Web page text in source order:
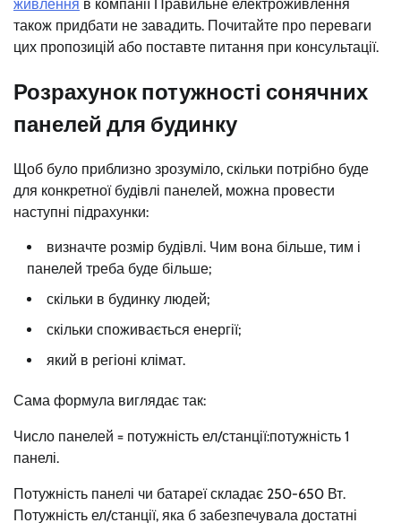
живлення в компанії Правильне електроживлення
також придбати не завадить. Почитайте про переваги
цих пропозицій або поставте питання при консультації.
Розрахунок потужності сонячних
панелей для будинку
Щоб було приблизно зрозуміло, скільки потрібно буде
для конкретної будівлі панелей, можна провести
наступні підрахунки:
визначте розмір будівлі. Чим вона більше, тим і
панелей треба буде більше;
скільки в будинку людей;
скільки споживається енергії;
який в регіоні клімат.
Сама формула виглядає так:
Число панелей = потужність ел/станції:потужність 1
панелі.
Потужність панелі чи батареї складає 250-650 Вт.
Потужність ел/станції, яка б забезпечувала достатні